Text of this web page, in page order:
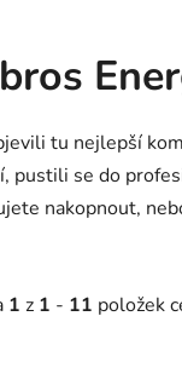
tu nejlepší
pustili se do
nakopnout,
1 z 1 - 11 položek